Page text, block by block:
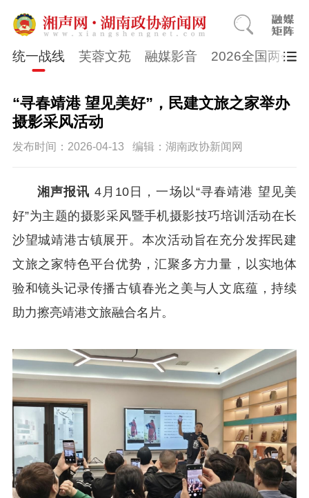
统一战线 芙蓉文苑 融媒影音 2026全国两会
“寻春靖港 望见美好”，民建文旅之家举办
摄影采风活动
发布时间：2026-04-13 编辑：湖南政协新闻网
湘声报讯 4月 10日，一场以“寻春靖港 望见美
好”为主题的摄影采风暨手机摄影技巧培训活动在长
沙望城靖港古镇展开。本次活动旨在充分发挥民建
文旅之家特色平台优势，汇聚多方力量，以实地体
验和镜头记录传播古镇春光之美与人文底蕴，持续
助力擦亮靖港文旅融合名片。